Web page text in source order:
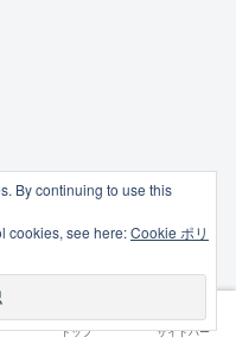
トップ サイドバー
By continuing to use this
cookies, see here:Cookie ポリ